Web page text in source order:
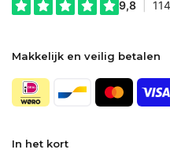
Makkelijk en veilig betalen
In het kort